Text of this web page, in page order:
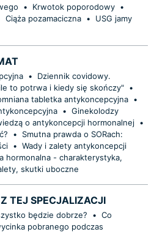
• Krwotok poporodowy •
Ciąża pozamaciczna •
USG jamy
•
Dziennik covidowy.
to potrwa i kiedy się skończy" •
tabletka antykoncepcyjna •
• Ginekolodzy
o antykoncepcji hormonalnej •
•
Smutna prawda o SORach:
• Wady i zalety antykoncepcji
hormonalna - charakterystyka,
skutki uboczne
TEJ SPECJALIZACJI
będzie dobrze? • Co
pobranego podczas